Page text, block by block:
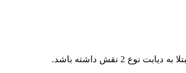
نوع 2 نقش داشته باشد.